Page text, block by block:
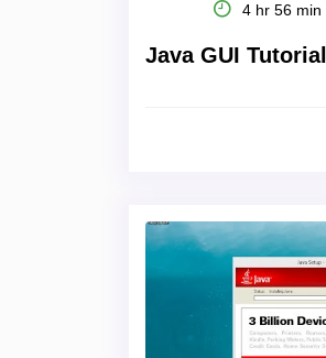
4 hr 56 min
Java GUI Tutorial